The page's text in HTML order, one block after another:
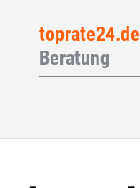
toprate24.de
Beratung